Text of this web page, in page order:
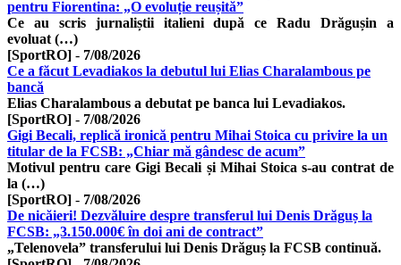
pentru Fiorentina: „O evoluție reușită”
Ce au scris jurnaliștii italieni după ce Radu Drăgușin a
evoluat (…)
[SportRO] - 7/08/2026
Ce a făcut Levadiakos la debutul lui Elias Charalambous pe
bancă
Elias Charalambous a debutat pe banca lui Levadiakos.
[SportRO] - 7/08/2026
Gigi Becali, replică ironică pentru Mihai Stoica cu privire la un
titular de la FCSB: „Chiar mă gândesc de acum”
Motivul pentru care Gigi Becali și Mihai Stoica s-au contrat de
la (…)
[SportRO] - 7/08/2026
De nicăieri! Dezvăluire despre transferul lui Denis Drăguș la
FCSB: „3.150.000€ în doi ani de contract”
„Telenovela” transferului lui Denis Drăguș la FCSB continuă.